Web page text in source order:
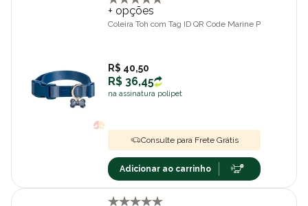
+ opções
Coleira Toh com Tag ID QR Code Marine P
R$ 40,50
R$ 36,45
na assinatura polipet
Consulte para Frete Grátis
Adicionar ao carrinho